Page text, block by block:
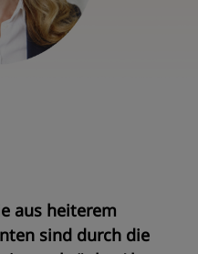
aus heiterem
sind durch die